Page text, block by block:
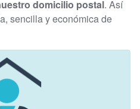
domicilio postal. Así
sencilla y económica de